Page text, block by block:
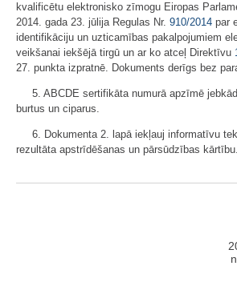
kvalificētu elektronisko zīmogu Eiropas
2014. gada 23. jūlija Regulas Nr. 910/2014 par
identifikāciju un uzticamības pakalpojumiem
veikšanai iekšējā tirgū un ar ko atceļ Direktīvu
27. punkta izpratnē. Dokuments derīgs bez
5. ABCDE sertifikāta numurā apzīmē
burtus un ciparus.
6. Dokumenta 2. lapā iekļauj informatīvu
rezultāta apstrīdēšanas un pārsūdzības kārtību.